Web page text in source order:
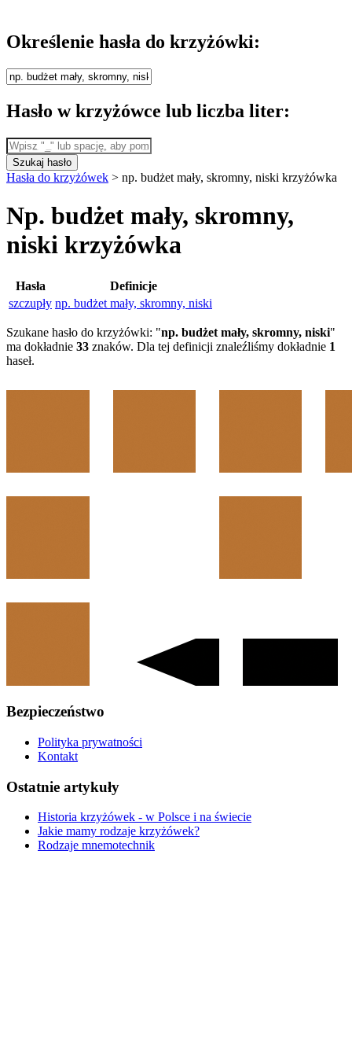
Określenie hasła do krzyżówki:
Hasło w krzyżówce lub liczba liter:
Szukaj hasło
Hasła do krzyżówek > np. budżet mały, skromny, niski krzyżówka
Np. budżet mały, skromny,
niski krzyżówka
Hasła
Definicje
szczupły np. budżet mały, skromny, niski
Szukane hasło do krzyżówki: "np. budżet mały, skromny, niski"
ma dokładnie 33 znaków. Dla tej definicji znaleźliśmy dokładnie 1
haseł.
Bezpieczeństwo
Polityka prywatności
Kontakt
Ostatnie artykuły
Historia krzyżówek - w Polsce i na świecie
Jakie mamy rodzaje krzyżówek?
Rodzaje mnemotechnik